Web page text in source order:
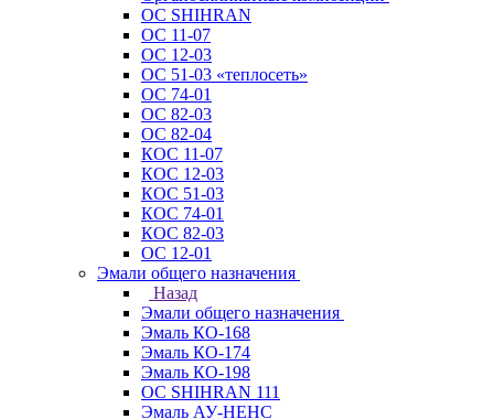
ОС SHIHRAN
ОС 11-07
ОС 12-03
ОС 51-03 «теплосеть»
ОС 74-01
ОС 82-03
ОС 82-04
КОС 11-07
КОС 12-03
КОС 51-03
КОС 74-01
КОС 82-03
ОС 12-01
Эмали общего назначения
Назад
Эмали общего назначения
Эмаль КО-168
Эмаль КО-174
Эмаль КО-198
ОС SHIHRAN 111
Эмаль АУ-НЕНС